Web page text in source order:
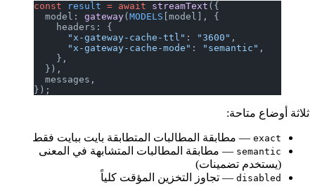
const result = await streamText ({
  model:
gateway (MODELS [model], {
    headers: {
      "x-gateway-cache-ttl"
: "3600"
      "x-gateway-cache-mode"
: "semantic"
    },
  }),
  messages,
});
ثلاثة أوضاع متاحة:
exact— مطابقة المطالبات المتطابقة بايت ببايت فقط
semantic— مطابقة المطالبات المتشابهة في المعنى
(يستخدم تضمينات)
disabled— تجاوز التخزين المؤقت كلياً